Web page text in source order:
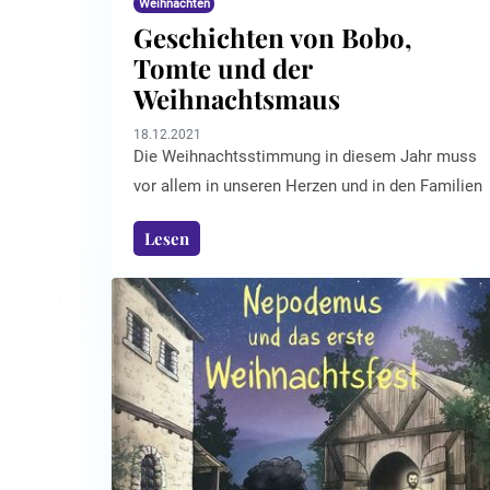
Weihnachten
Geschichten von Bobo,
Tomte und der
Weihnachtsmaus
18.12.2021
Die Weihnachtsstimmung in diesem Jahr muss
vor allem in unseren Herzen und in den Familien
Weihnachtsmärkte und Feiern im Freundes- und
Arbeitskreis - fallen diesmal aus. Was liegt da
näher, als die Fröhlichkeit und die einzigartige
Atmosphäre dieses Festes mit ein paar
Kinderbüchern direkt im Familienkreis
hervorzuzaubern?
Lesen